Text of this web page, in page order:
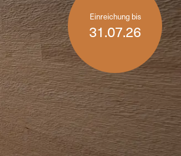
Einreichung bis
31.07.26